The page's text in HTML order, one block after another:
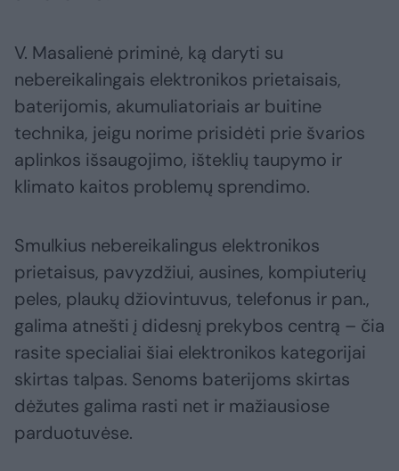
V. Masalienė priminė, ką daryti su
nebereikalingais elektronikos prietaisais,
baterijomis, akumuliatoriais ar buitine
technika, jeigu norime prisidėti prie švarios
aplinkos išsaugojimo, išteklių taupymo ir
klimato kaitos problemų sprendimo.
Smulkius nebereikalingus elektronikos
prietaisus, pavyzdžiui, ausines, kompiuterių
peles, plaukų džiovintuvus, telefonus ir pan.,
galima atnešti į didesnį prekybos centrą – čia
rasite specialiai šiai elektronikos kategorijai
skirtas talpas. Senoms baterijoms skirtas
dėžutes galima rasti net ir mažiausiose
parduotuvėse.